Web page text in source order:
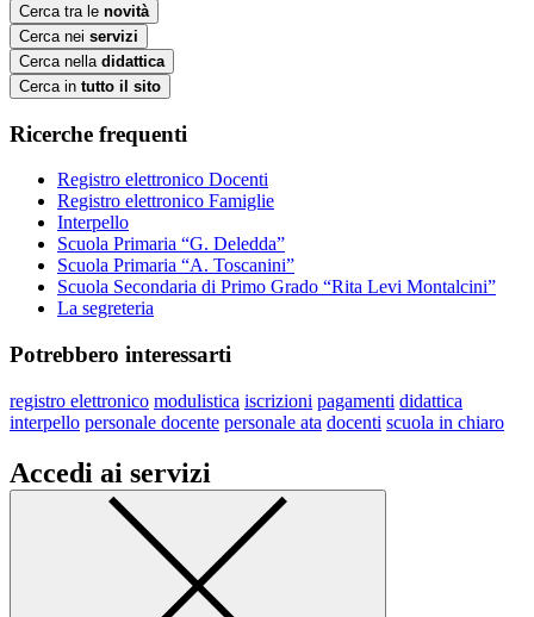
Cerca tra le novità
Cerca nei servizi
Cerca nella didattica
Cerca in tutto il sito
Ricerche frequenti
Registro elettronico Docenti
Registro elettronico Famiglie
Interpello
Scuola Primaria “G. Deledda”
Scuola Primaria “A. Toscanini”
Scuola Secondaria di Primo Grado “Rita Levi Montalcini”
La segreteria
Potrebbero interessarti
registro elettronico modulistica iscrizioni pagamenti didattica
interpello personale docente personale ata docenti scuola in chiaro
Accedi ai servizi